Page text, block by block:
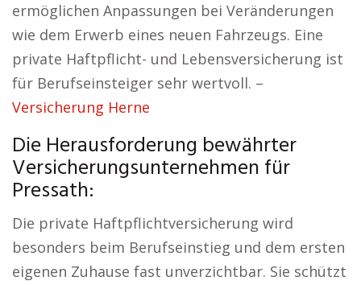
ermöglichen Anpassungen bei Veränderungen
wie dem Erwerb eines neuen Fahrzeugs. Eine
private Haftpflicht- und Lebensversicherung ist
für Berufseinsteiger sehr wertvoll. –
Versicherung Herne
Die Herausforderung bewährter
Versicherungsunternehmen für
Pressath:
Die private Haftpflichtversicherung wird
besonders beim Berufseinstieg und dem ersten
eigenen Zuhause fast unverzichtbar. Sie schützt